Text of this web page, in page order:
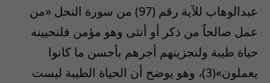
عبدالوهاب للآية رقم (97) من سورة النحل «من
عمل صالحاً من ذكر أو أنثى وهو مؤمن فلنحيينه
حياة طيبة ولنجزينهم أجرهم بأحسن ما كانوا
يعملون»(3)، وهو يوضح أن الحياة الطيبة ليست